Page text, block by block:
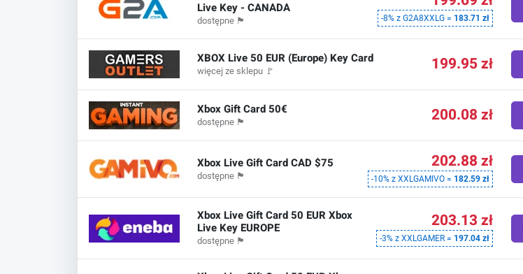
Live Key - CANADA
dostępne 🏴 -8% z G2A8XXLG = 183.71 zł
XBOX Live 50 EUR (Europe) Key Card
więcej ze sklepu 🚩 199.95 zł
Xbox Gift Card 50€
dostępne 🏴 200.08 zł
Xbox Live Gift Card CAD $75
dostępne 🏴
202.88 zł
-10% z XXLGAMIVO = 182.59 zł
Xbox Live Gift Card 50 EUR Xbox
Live Key EUROPE
dostępne 🏴
203.13 zł
-3% z XXLGAMER = 197.04 zł